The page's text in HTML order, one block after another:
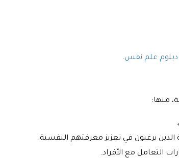
علم نفس.
منها:
يرغبون في تعزيز معرفتهم النفسية.
التعامل مع الأفراد.